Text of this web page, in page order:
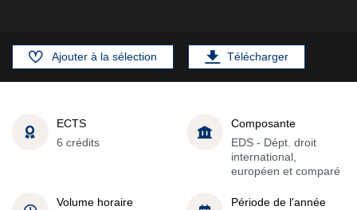
Ajouter à la sélection Télécharger
ECTS
6 crédits
Composante
EDS - Dépt. droit
international,
européen et comparé
Volume horaire
Période de l'année